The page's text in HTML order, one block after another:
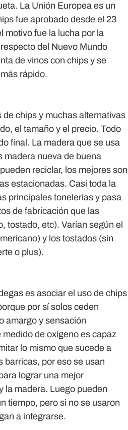
La Unión Europea es un
fue aprobado desde el 23
motivo fue la lucha por la
del Nuevo Mundo
de vinos con chips y se
rápido.
chips y muchas alternativas
el tamaño y el precio. Todo
final. La madera que se usa
madera nueva de buena
reciclar, los mejores son
estacionadas. Casi toda la
principales tonelerías y pasa
de fabricación que las
tostado, etc). Varían según el
y los tostados (sin
o plus).
es asociar el uso de chips
por sí solos ceden
amargo y sensación
de oxígeno es capaz
lo mismo que sucede a
barricas, por eso se usan
lograr una mejor
la madera. Luego pueden
tiempo, pero si no se usaron
a integrarse.